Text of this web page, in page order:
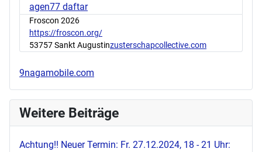
agen77 daftar
Froscon 2026
https://froscon.org/
53757 Sankt Augustinzusterschapcollective.com
9nagamobile.com
Weitere Beiträge
Achtung!! Neuer Termin: Fr. 27.12.2024, 18 - 21 Uhr: